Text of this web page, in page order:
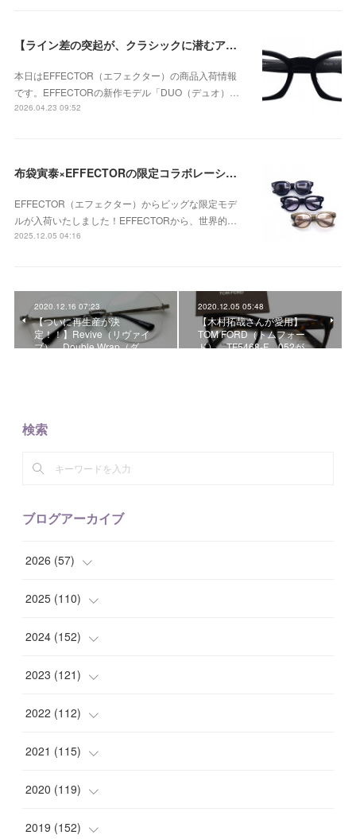
【ライン差の突起が、クラシックに潜むアバンギャルドな個性を強調】EFFECTOR（エフェクター） DUO（デュオ） BKが入荷！
本日はEFFECTOR（エフェクター）の商品入荷情報
です。EFFECTORの新作モデル「DUO（デュオ）…
2026.04.23 09:52
布袋寅泰×EFFECTORの限定コラボレーションモデル 「UNISON HT」が入荷！
EFFECTOR（エフェクター）からビッグな限定モデ
ルが入荷いたしました！EFFECTORから、世界的…
2025.12.05 04:16
2020.12.16 07:23
【ついに再生産が決
定！！】Revive（リヴァイ
ブ） Double Wrap（ダ…
2020.12.05 05:48
【木村拓哉さんが愛用】
TOM FORD（トムフォー
ド） TF5468-F 052が…
検索
ブログアーカイブ
2026 (57)
( 1)
(10)
(9)
( 7)
( 8 )
2025 (110)
(10)
(7)
( 8)
( 7 )
( 10)
2024 (152)
(14)
( 15)
( 11)
( 10)
( 11)
2023 (121)
( 12)
( 8)
( 8)
( 6)
2022 (112)
( 10)
( 7)
(8)
2021 (115)
( 14)
(13)
2020 (119)
(7)
2019 (152)